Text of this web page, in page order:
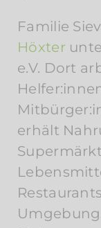
Familie
Höxter
e.V. Dort
erhält